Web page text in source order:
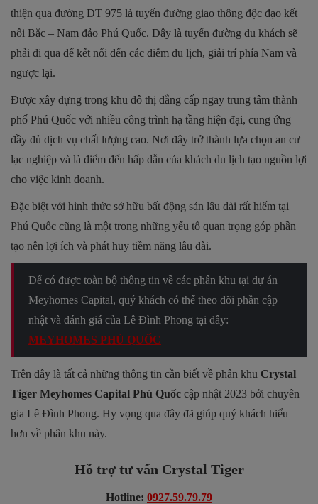
thiện qua đường DT 975 là tuyến đường giao thông độc đạo kết
nối Bắc – Nam đảo Phú Quốc. Đây là tuyến đường du khách sẽ
phải đi qua để kết nối đến các điểm du lịch, giải trí phía Nam và
ngược lại.
Được xây dựng trong khu đô thị đẳng cấp ngay trung tâm thành
phố Phú Quốc với nhiều công trình hạ tầng hiện đại, cung ứng
đầy đủ dịch vụ chất lượng cao. Nơi đây trở thành lựa chọn an cư
lạc nghiệp và là điểm đến hấp dẫn của khách du lịch tạo nguồn lợi
cho việc kinh doanh.
Đặc biệt với hình thức sở hữu bất động sản lâu dài rất hiếm tại
Phú Quốc cũng là một trong những yếu tố quan trọng góp phần
tạo nên lợi ích và phát huy tiềm năng lâu dài.
Để có được toàn bộ thông tin về các phân khu tại dự án
Meyhomes Capital, quý khách có thể theo dõi phần cập
nhật và đánh giá của Lê Đình Phong tại đây:
MEYHOMES PHÚ QUỐC
Trên đây là tất cả những thông tin cần biết về phân khu Crystal
Tiger Meyhomes Capital Phú Quốc cập nhật 2023 bởi chuyên
gia Lê Đình Phong. Hy vọng qua đây đã giúp quý khách hiểu
hơn về phân khu này.
Hỗ trợ tư vấn Crystal Tiger
Hotline: 0927.59.79.79